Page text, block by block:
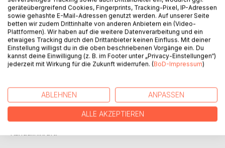
Kundalini ist Schöpfungskraft. Sie vermittelt tiefe
Einsichten. Sie erhellt und erleuchtet den Mystiker. Einmal
geweckt gilt sie als Flamme der Glückseligkeit.
Mudras sind Handhaltungen und Siegel wie Schlüssel zu
bringen sie zum Fließen. Die Kundalini-Mudra ist eine
Abfolge solcher Siegel als meditative Übung. Sie ist ein
weißmagisches Ritual, dank dem Sie die mächtigste
spirituelle Energiequelle zum Fließen bringen: Ihre
geräteübergreifend Cookies, Fingerprints, Tracking-Pixel, IP-Adressen
sowie gehashte E-Mail-Adressen genutzt werden. Auf unserer Seite
betten wir zudem Drittinhalte von anderen Anbietern ein (Video-
Plattformen). Wir haben auf die weitere Datenverarbeitung und ein
etwaiges Tracking durch den Drittanbieter keinen Einfluss. Mit deiner
Einstellung willigst du in die oben beschriebenen Vorgänge ein. Du
kannst deine Einwilligung (z. B. im Footer unter „Privacy-Einstellungen“)
jederzeit mit Wirkung für die Zukunft widerrufen. (BoD-Impressum)
ABLEHNEN ANPASSEN
ALLE AKZEPTIEREN